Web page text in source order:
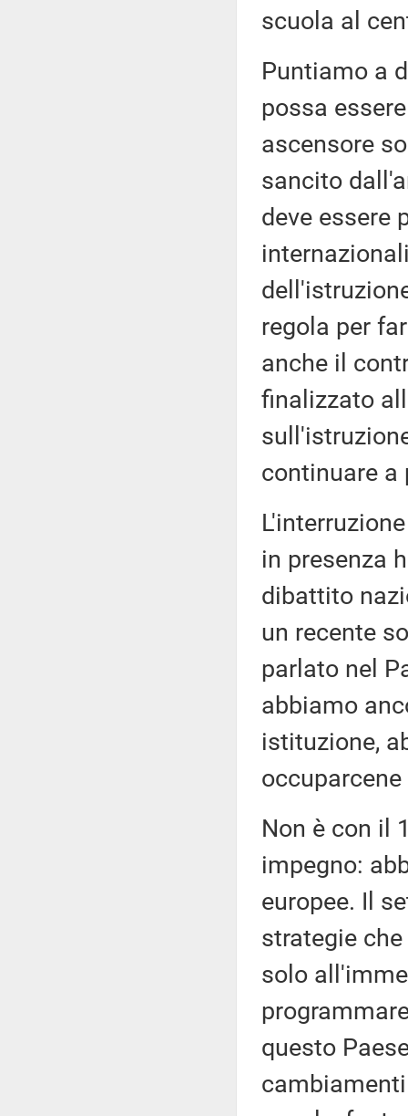
scuola al
Puntiamo a
possa
ascensore
sancito
deve essere
regola per
anche il
finalizzato
continuare a
in presenza
dibattito
un recente
parlato nel
abbiamo
istituzione,
Non è con il
impegno:
europee. Il
strategie
solo
questo